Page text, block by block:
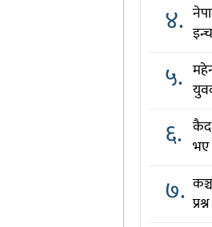
४.
५.
६. कैद
भए
७.